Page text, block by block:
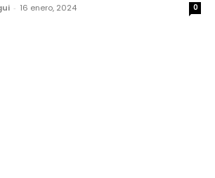
- 16 enero, 2024 0